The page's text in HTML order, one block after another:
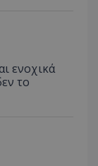
ενοχικά
το